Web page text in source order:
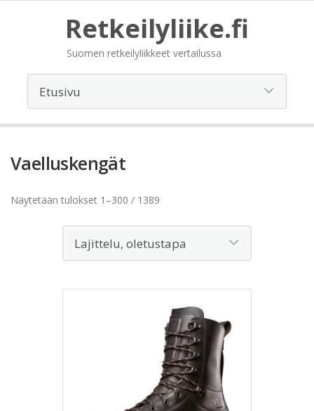
Retkeilyliike.fi
Suomen retkeilyliikkeet vertailussa
Vaelluskengät
Näytetään tulokset 1–300 / 1389